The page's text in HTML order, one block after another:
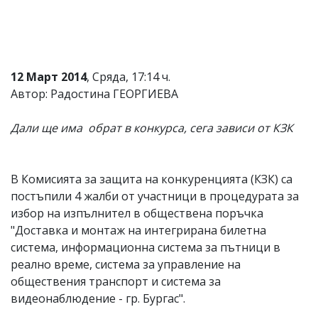
12 Март 2014, Сряда, 17:14 ч.
Автор: Радостина ГЕОРГИЕВА
Дали ще има обрат в конкурса, сега зависи от КЗК
В Комисията за защита на конкуренцията (КЗК) са
постъпили 4 жалби от участници в процедурата за
избор на изпълнител в обществена поръчка
"Доставка и монтаж на интегрирана билетна
система, информационна система за пътници в
реално време, система за управление на
обществения транспорт и система за
видеонаблюдение - гр. Бургас".